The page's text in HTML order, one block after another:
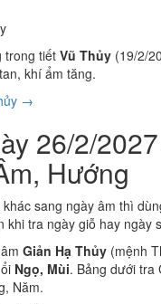
trong tiết Vũ Thủy (19/2/
khí ẩm tăng.
→
26/2/
Hướng
sang ngày âm thì
khi tra ngày giỗ hay ngày
Giản Hạ Thủy (mệnh
Ngọ, Mùi. Bảng dưới tra
Năm.